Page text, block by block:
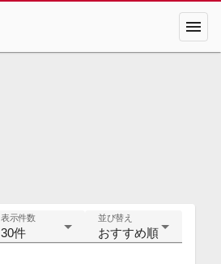
menu
表示件数
30件
並び替え
おすすめ順